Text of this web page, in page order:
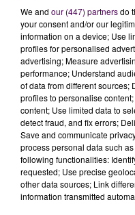
À LA UNE
31 juillet
Gagnez
We and our (447) partnersdo
your consent and/or our
information on a device; Use
profiles for personalised
advertising; Measure
performance; Understand
of data from different sources;
profiles to personalise
content; Use limited data to
detect fraud, and fix errors;
Save and communicate
process personal data such
following functionalities:
requested; Use precise
other data sources; Link
information transmitted